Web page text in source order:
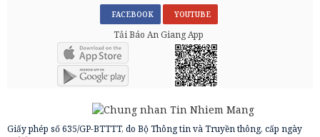
FACEBOOK YOUTUBE
Tải Báo An Giang App
Giấy phép số 635/GP-BTTTT, do Bộ Thông tin và Truyền thông, cấp ngày